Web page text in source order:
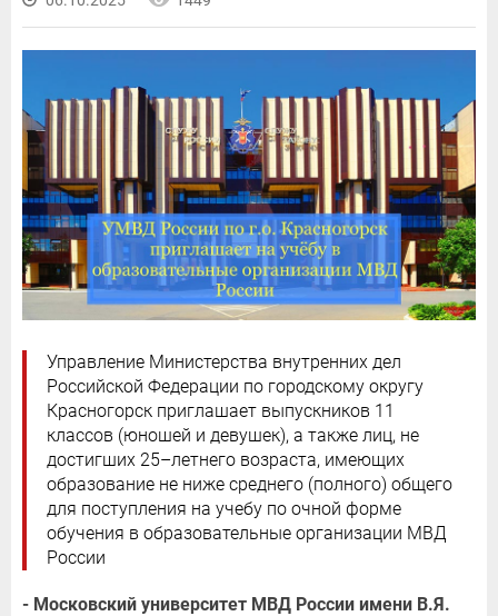
Управление Министерства внутренних дел
Российской Федерации по городскому округу
Красногорск приглашает выпускников 11
классов (юношей и девушек), а также лиц, не
достигших 25–летнего возраста, имеющих
образование не ниже среднего (полного) общего
для поступления на учебу по очной форме
обучения в образовательные организации МВД
России
- Московский университет МВД России имени В.Я.